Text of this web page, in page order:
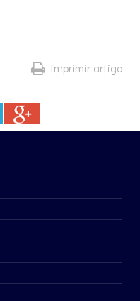
Imprimir artigo